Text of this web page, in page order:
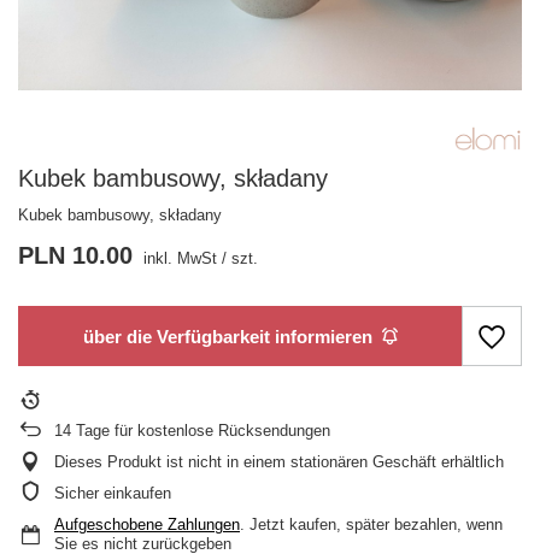
Kubek bambusowy, składany
Kubek bambusowy, składany
PLN 10.00 inkl. MwSt / szt.
über die Verfügbarkeit informieren
14 Tage für kostenlose Rücksendungen
Dieses Produkt ist nicht in einem stationären Geschäft erhältlich
Sicher einkaufen
Aufgeschobene Zahlungen. Jetzt kaufen, später bezahlen, wenn
Sie es nicht zurückgeben